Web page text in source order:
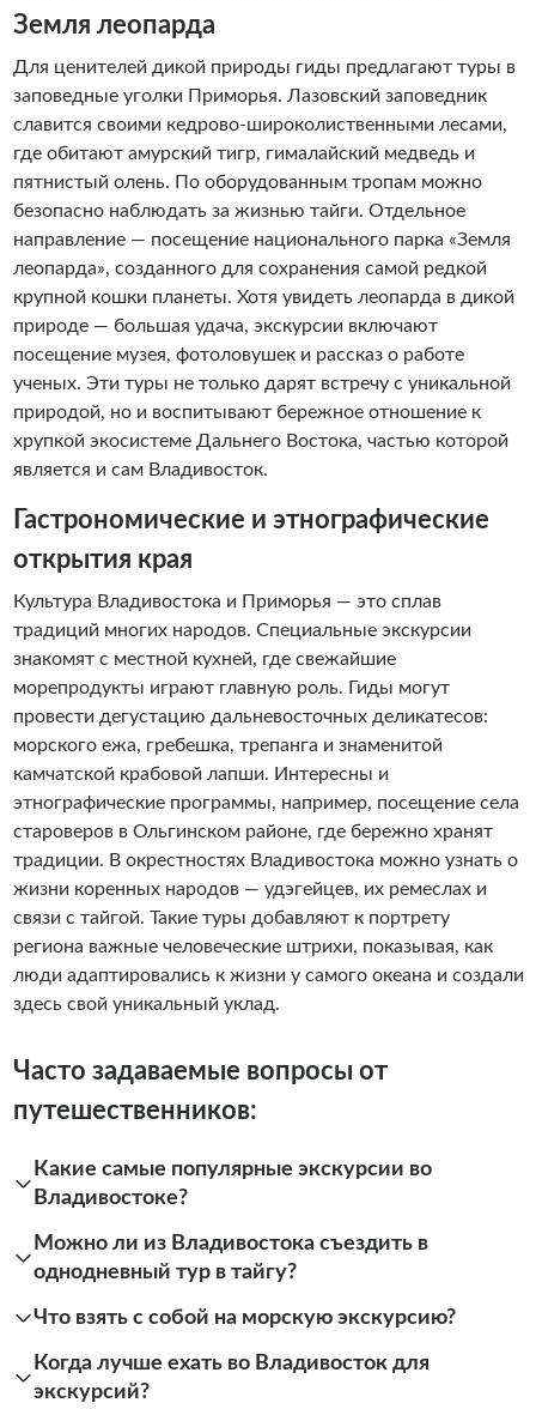
Земля леопарда
Для ценителей дикой природы гиды предлагают туры в
заповедные уголки Приморья. Лазовский заповедник
славится своими кедрово-широколиственными лесами,
где обитают амурский тигр, гималайский медведь и
пятнистый олень. По оборудованным тропам можно
безопасно наблюдать за жизнью тайги. Отдельное
направление — посещение национального парка «Земля
леопарда», созданного для сохранения самой редкой
крупной кошки планеты. Хотя увидеть леопарда в дикой
природе — большая удача, экскурсии включают
посещение музея, фотоловушек и рассказ о работе
ученых. Эти туры не только дарят встречу с уникальной
природой, но и воспитывают бережное отношение к
хрупкой экосистеме Дальнего Востока, частью которой
является и сам Владивосток.
Гастрономические и этнографические
открытия края
Культура Владивостока и Приморья — это сплав
традиций многих народов. Специальные экскурсии
знакомят с местной кухней, где свежайшие
морепродукты играют главную роль. Гиды могут
провести дегустацию дальневосточных деликатесов:
морского ежа, гребешка, трепанга и знаменитой
камчатской крабовой лапши. Интересны и
этнографические программы, например, посещение села
староверов в Ольгинском районе, где бережно хранят
традиции. В окрестностях Владивостока можно узнать о
жизни коренных народов — удэгейцев, их ремеслах и
связи с тайгой. Такие туры добавляют к портрету
региона важные человеческие штрихи, показывая, как
люди адаптировались к жизни у самого океана и создали
здесь свой уникальный уклад.
Часто задаваемые вопросы от
путешественников:
Какие самые популярные экскурсии во
Владивостоке?
Можно ли из Владивостока съездить в
однодневный тур в тайгу?
Что взять с собой на морскую экскурсию?
Когда лучше ехать во Владивосток для
экскурсий?